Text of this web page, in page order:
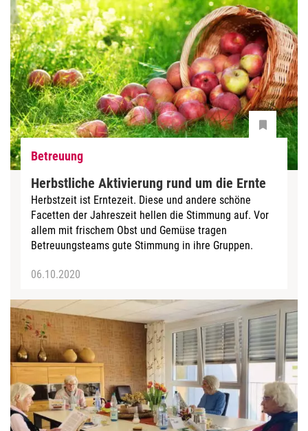
Betreuung
Herbstliche Aktivierung rund um die Ernte
Herbstzeit ist Erntezeit. Diese und andere schöne
Facetten der Jahreszeit hellen die Stimmung auf. Vor
allem mit frischem Obst und Gemüse tragen
Betreuungsteams gute Stimmung in ihre Gruppen.
06.10.2020